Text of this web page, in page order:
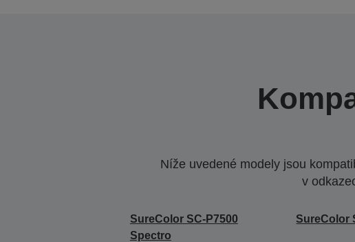
Níže uvedené modely jsou
v
SureColor SC-P7500
Spectro
SureColor